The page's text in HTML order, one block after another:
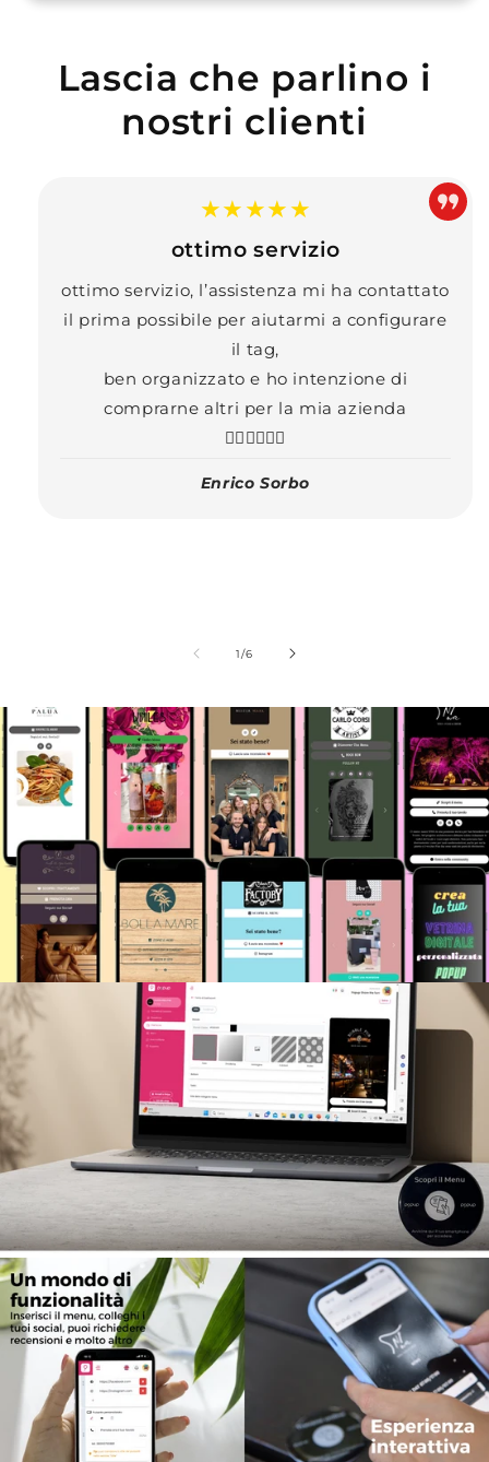
Lascia che parlino i
nostri clienti
★★★★★
ottimo servizio
ottimo servizio, l’assistenza mi ha contattato
il prima possibile per aiutarmi a configurare
il tag,
ben organizzato e ho intenzione di
comprarne altri per la mia azienda
👍🏼👍🏼👍🏼
Enrico Sorbo
1/su
6